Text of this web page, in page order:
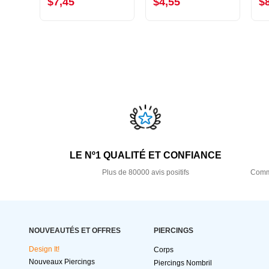
LE Nº1 QUALITÉ ET CONFIANCE
Plus de 80000 avis positifs
NOUVEAUTÉS ET OFFRES
Design It!
Nouveaux Piercings
PIERCINGS
Corps
Piercings Nombril